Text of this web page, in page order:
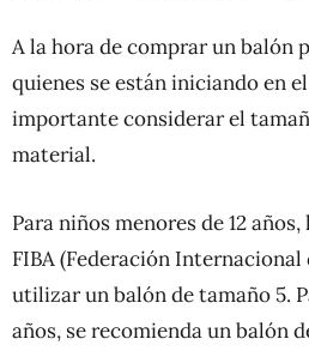
A la hora de comprar un balón
quienes se están iniciando en
importante considerar el
material.
Para niños menores de 12
FIBA (Federación Internacional
utilizar un balón de tamaño 5.
años, se recomienda un balón